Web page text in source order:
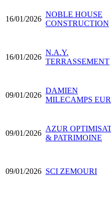
16/01/2026
NOBLE HOUSE
CONSTRUCTION
16/01/2026
N.A.Y.
TERRASSEMENT
09/01/2026
DAMIEN
MILECAMPS
09/01/2026
AZUR
& PATRIMOINE
09/01/2026 SCI ZEMOURI